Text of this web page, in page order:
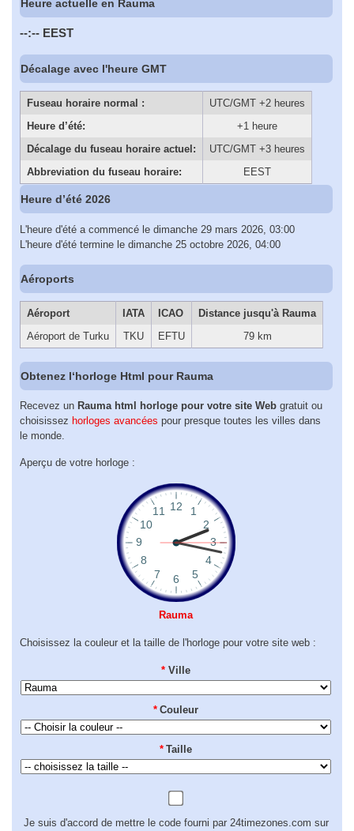
Heure actuelle en Rauma
--:-- EEST
Décalage avec l'heure GMT
Fuseau horaire normal :
UTC/GMT +2 heures
Heure d’été:
+1 heure
Décalage du fuseau horaire actuel:
UTC/GMT +3 heures
Abbreviation du fuseau horaire:
EEST
Heure d’été 2026
L'heure d'été a commencé le dimanche 29 mars 2026, 03:00
L'heure d'été termine le dimanche 25 octobre 2026, 04:00
Aéroports
Aéroport IATA ICAO
Distance jusqu'à Rauma
Aéroport de Turku
TKU EFTU 79 km
Obtenez l‘horloge Html pour Rauma
Recevez un Rauma html horloge pour votre site Web gratuit ou
choisissez horloges avancées pour presque toutes les villes dans
le monde.
Aperçu de votre horloge :
Rauma
Choisissez la couleur et la taille de l'horloge pour votre site web :
* Ville
* Couleur
* Taille
Je suis d'accord de mettre le code fourni par 24timezones.com sur